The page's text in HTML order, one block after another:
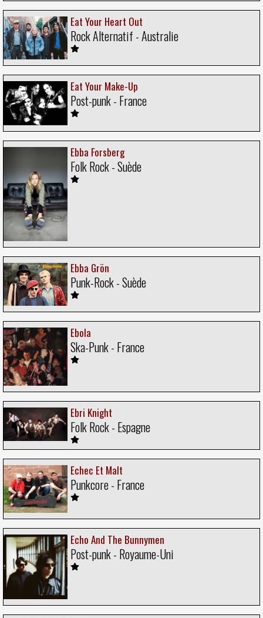
Eat Your Heart Out
Rock Alternatif - Australie
Eat Your Make-Up
Post-punk - France
Ebba Forsberg
Folk Rock - Suède
Ebba Grön
Punk-Rock - Suède
Ebola
Ska-Punk - France
Ebri Knight
Folk Rock - Espagne
Echec Et Malt
Punkcore - France
Echo And The Bunnymen
Post-punk - Royaume-Uni